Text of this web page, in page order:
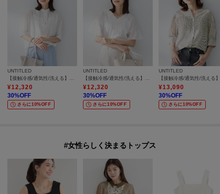
UNTITLED
¥12,320
30%OFF
さらに10%OFF
UNTITLED
¥12,320
30%OFF
さらに10%OFF
UNTITLED
¥13,090
30%OFF
さらに10%OFF
#女性らしく決まるトップス